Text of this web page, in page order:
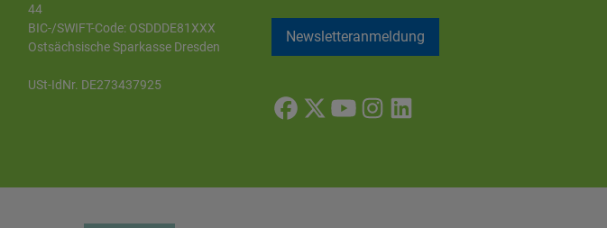
44
BIC-/SWIFT-Code: OSDDDE81XXX
Ostsächsische Sparkasse Dresden
USt-IdNr. DE273437925
Newsletteranmeldung